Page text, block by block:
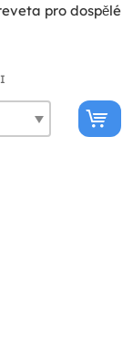
pro dospělé